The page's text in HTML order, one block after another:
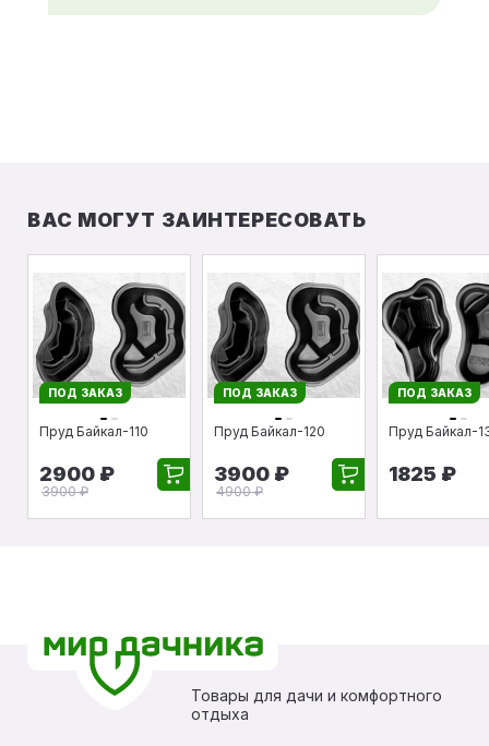
ВАС МОГУТ ЗАИНТЕРЕСОВАТЬ
ПОД ЗАКАЗ
Пруд Байкал-110
2900 ₽
3900 ₽
ПОД ЗАКАЗ
Пруд Байкал-120
3900 ₽
4900 ₽
ПОД ЗАКАЗ
Пруд Байкал-
1825 ₽
Товары для дачи и комфортного
отдыха